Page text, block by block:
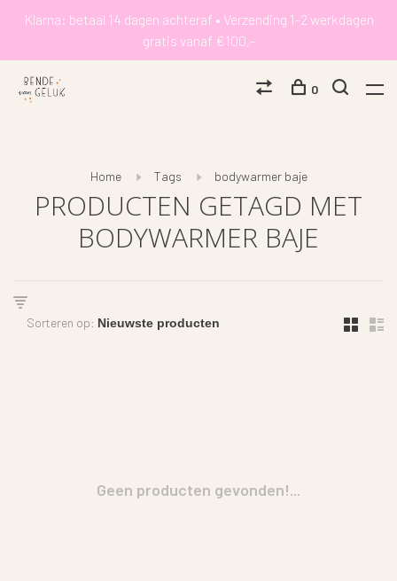
Klarna: betaal 14 dagen achteraf • Verzending 1-2 werkdagen
gratis vanaf €100,-
0
Home Tags bodywarmer baje
PRODUCTEN GETAGD MET
BODYWARMER BAJE
Sorteren op:
Geen producten gevonden!...